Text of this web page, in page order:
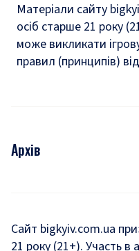
Матеріали сайту
осіб старше 21 року
може викликати
правил (принципів)
Архів
Комуналка
Сайт bigkyiv.com.ua
21 року (21+). Участь в